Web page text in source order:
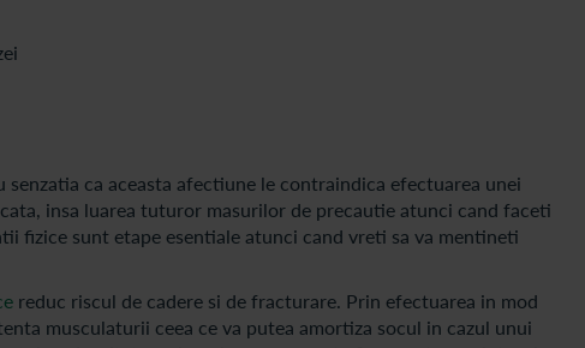
ca aceasta afectiune le contraindica efectuarea unei
insa luarea tuturor masurilor de precautie atunci cand faceti
fizice sunt etape esentiale atunci cand vreti sa va mentineti
reduc riscul de cadere si de fracturare. Prin efectuarea in mod
musculaturii ceea ce va putea amortiza socul in cazul unui